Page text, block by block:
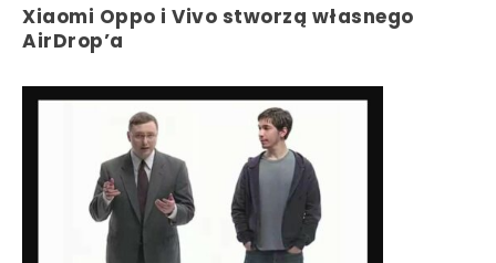
Xiaomi Oppo i Vivo stworzą własnego
AirDrop’a